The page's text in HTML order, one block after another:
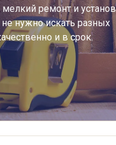
ремонт и
нужно искать разных
и в срок.